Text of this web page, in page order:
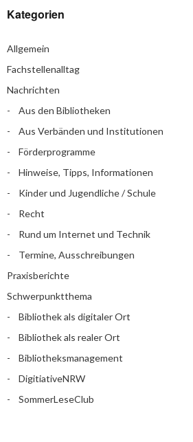
Kategorien
Allgemein
Fachstellenalltag
Nachrichten
Aus den Bibliotheken
Aus Verbänden und Institutionen
Förderprogramme
Hinweise, Tipps, Informationen
Kinder und Jugendliche / Schule
Recht
Rund um Internet und Technik
Termine, Ausschreibungen
Praxisberichte
Schwerpunktthema
Bibliothek als digitaler Ort
Bibliothek als realer Ort
Bibliotheksmanagement
DigitiativeNRW
SommerLeseClub